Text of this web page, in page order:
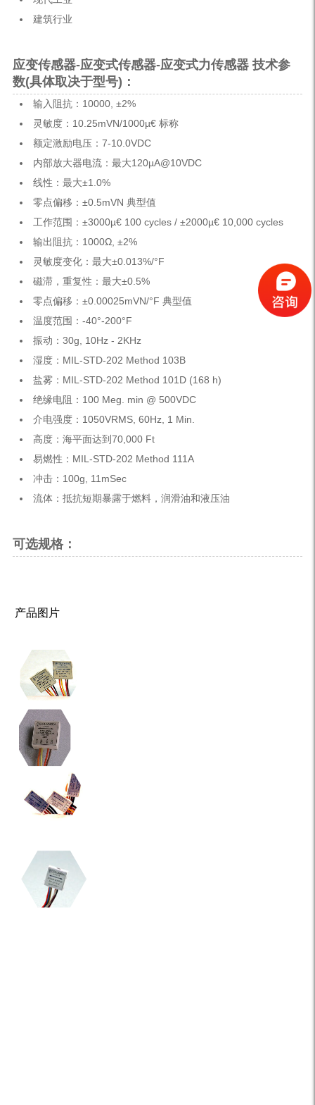
建筑行业
应变传感器-应变式传感器-应变式力传感器 技术参
数(具体取决于型号) ：
输入阻抗：10000, ±2%
灵敏度：10.25mVN/1000µ€ 标称
额定激励电压：7-10.0VDC
内部放大器电流：最大120µA@10VDC
线性：最大±1.0%
零点偏移：±0.5mVN 典型值
工作范围：±3000µ€ 100 cycles / ±2000µ€ 10,000 cycles
输出阻抗：1000Ω, ±2%
灵敏度变化：最大±0.013%/°F
磁滞，重复性：最大±0.5%
零点偏移：±0.00025mVN/°F 典型值
温度范围：-40°-200°F
振动：30g, 10Hz - 2KHz
湿度：MIL-STD-202 Method 103B
盐雾：MIL-STD-202 Method 101D (168 h)
绝缘电阻：100 Meg. min @ 500VDC
介电强度：1050VRMS, 60Hz, 1 Min.
高度：海平面达到70,000 Ft
易燃性：MIL-STD-202 Method 111A
冲击：100g, 11mSec
流体：抵抗短期暴露于燃料，润滑油和液压油
可选规格：
产品图片